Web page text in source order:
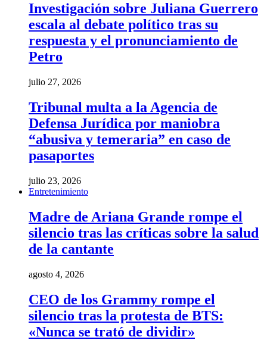
Investigación sobre Juliana Guerrero
escala al debate político tras su
respuesta y el pronunciamiento de
Petro
julio 27, 2026
Tribunal multa a la Agencia de
Defensa Jurídica por maniobra
“abusiva y temeraria” en caso de
pasaportes
julio 23, 2026
Entretenimiento
Madre de Ariana Grande rompe el
silencio tras las críticas sobre la salud
de la cantante
agosto 4, 2026
CEO de los Grammy rompe el
silencio tras la protesta de BTS:
«Nunca se trató de dividir»